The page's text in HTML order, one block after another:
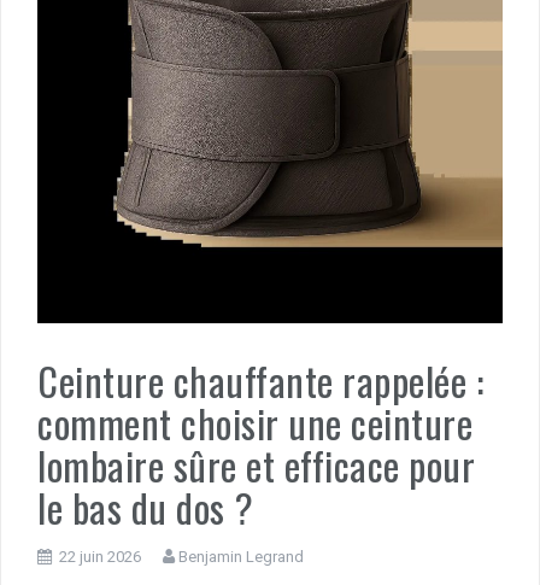
Ceinture chauffante rappelée :
comment choisir une ceinture
lombaire sûre et efficace pour
le bas du dos ?
22 juin 2026 Benjamin Legrand